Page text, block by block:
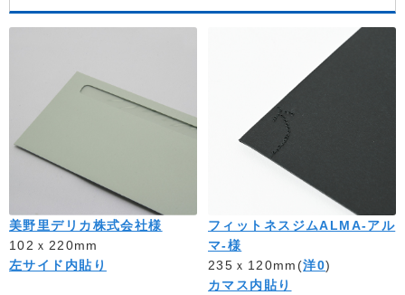
美野里デリカ株式会社様
102ｘ220mm
左サイド内貼り
フィットネスジムALMA-アル
マ-様
235ｘ120mm(洋0)
カマス内貼り